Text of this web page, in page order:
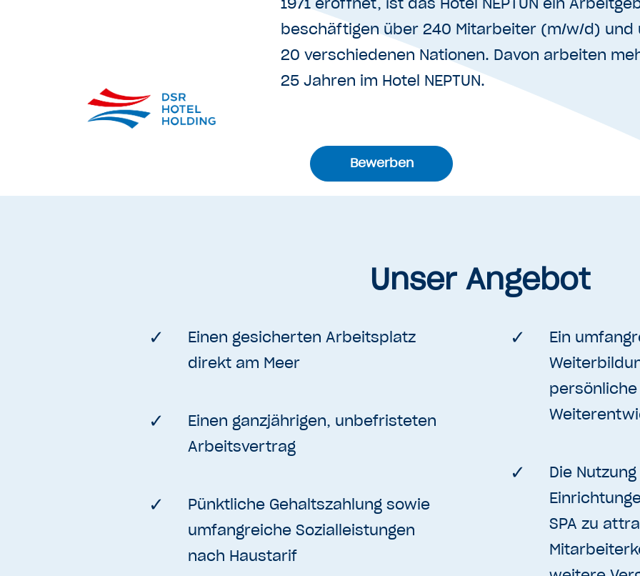
beschäftigen über 240 Mitarbeiter (m/w/d)
20 verschiedenen Nationen. Davon arbeiten
25 Jahren im Hotel NEPTUN.
Bewerben
Unser Angebot
Einen gesicherten Arbeitsplatz
direkt am Meer
Einen ganzjährigen, unbefristeten
Arbeitsvertrag
Pünktliche Gehaltszahlung sowie
umfangreiche Sozialleistungen
nach Haustarif
Ein
Die
SPA zu